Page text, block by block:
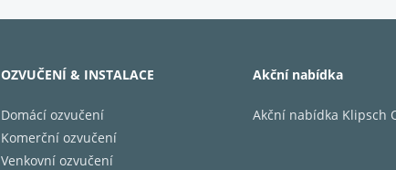
OZVUČENÍ & INSTALACE
Domácí ozvučení
Komerční ozvučení
Venkovní ozvučení
Akční nabídka
Akční nabídka Klipsch